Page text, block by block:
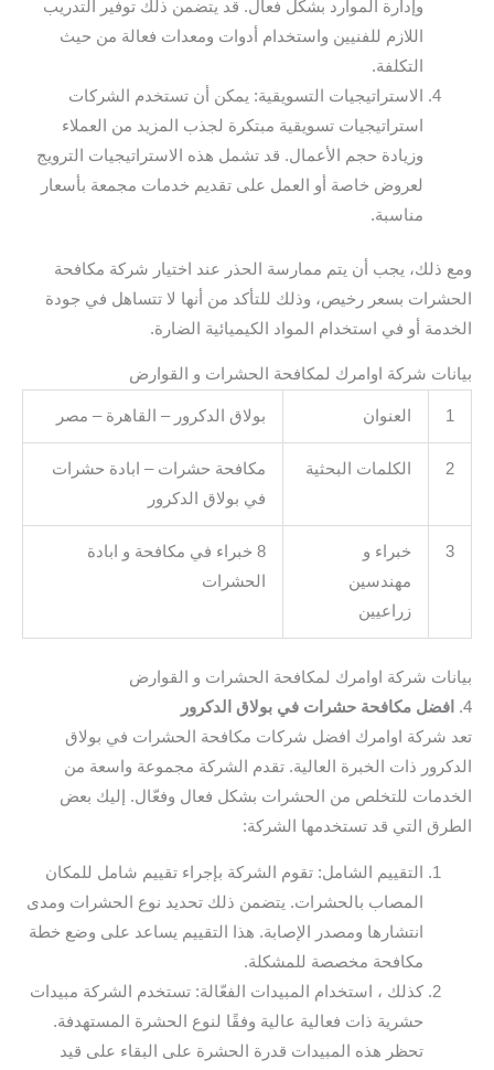
وإدارة الموارد بشكل فعال. قد يتضمن ذلك توفير التدريب
اللازم للفنيين واستخدام أدوات ومعدات فعالة من حيث
التكلفة.
الاستراتيجيات التسويقية: يمكن أن تستخدم الشركات
استراتيجيات تسويقية مبتكرة لجذب المزيد من العملاء
وزيادة حجم الأعمال. قد تشمل هذه الاستراتيجيات الترويج
لعروض خاصة أو العمل على تقديم خدمات مجمعة بأسعار
مناسبة.
ومع ذلك، يجب أن يتم ممارسة الحذر عند اختيار شركة مكافحة
الحشرات بسعر رخيص، وذلك للتأكد من أنها لا تتساهل في جودة
الخدمة أو في استخدام المواد الكيميائية الضارة.
بيانات شركة اوامرك لمكافحة الحشرات و القوارض
1 العنوان بولاق الدكرور – القاهرة – مصر
2 الكلمات البحثية
مكافحة حشرات – ابادة حشرات
في بولاق الدكرور
3
خبراء و
مهندسين
زراعيين
8 خبراء في مكافحة و ابادة
الحشرات
بيانات شركة اوامرك لمكافحة الحشرات و القوارض
4.
افضل مكافحة حشرات في بولاق الدكرور
تعد شركة اوامرك افضل شركات مكافحة الحشرات في بولاق
الدكرور ذات الخبرة العالية. تقدم الشركة مجموعة واسعة من
الخدمات للتخلص من الحشرات بشكل فعال وفعّال. إليك بعض
الطرق التي قد تستخدمها الشركة:
التقييم الشامل: تقوم الشركة بإجراء تقييم شامل للمكان
المصاب بالحشرات. يتضمن ذلك تحديد نوع الحشرات ومدى
انتشارها ومصدر الإصابة. هذا التقييم يساعد على وضع خطة
مكافحة مخصصة للمشكلة.
كذلك ، استخدام المبيدات الفعّالة: تستخدم الشركة مبيدات
حشرية ذات فعالية عالية وفقًا لنوع الحشرة المستهدفة.
تحظر هذه المبيدات قدرة الحشرة على البقاء على قيد